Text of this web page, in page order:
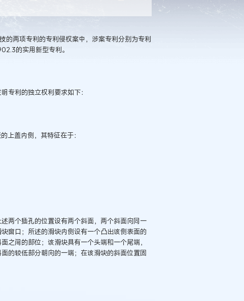
的两项专利的专利侵权案中，涉案专利分别为专利
的实用新型专利。
专利的独立权利要求如下：
上盖内侧，其特征在于：
两个插孔的位置设有两个斜面，两个斜面向同一
窗口；所述的滑块内侧设有一个凸出该侧表面的
之间的部位；该滑块具有一个头端和一个尾端，
的较低部分朝向的一端；在该滑块的斜面位置固